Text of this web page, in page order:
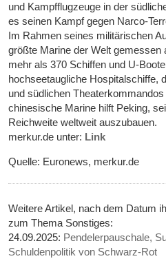
und Kampfflugzeuge in der
es seinen Kampf gegen Narco-
Im Rahmen seines militärischen
größte Marine der Welt gemessen
mehr als 370 Schiffen und U-
hochseetaugliche Hospitalschiffe,
und südlichen
chinesische Marine hilft Peking,
Reichweite weltweit auszubauen.
merkur.de unter: Link
Quelle: Euronews, merkur.de
Weitere Artikel, nach dem Datum
zum Thema Sonstiges:
24.09.2025: Pendelerpauschale,
Schuldenpolitik von Schwarz-Rot